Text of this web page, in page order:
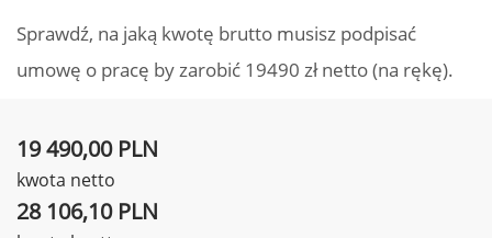
Sprawdź, na jaką kwotę brutto musisz podpisać
umowę o pracę by zarobić 19490 zł netto (na rękę).
19 490,00 PLN
kwota netto
28 106,10 PLN